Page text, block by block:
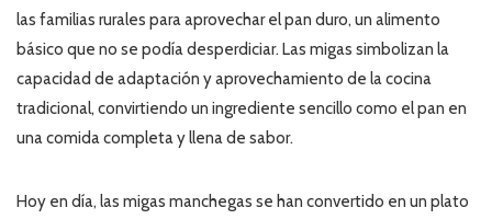
las familias rurales para aprovechar el pan duro, un alimento
básico que no se podía desperdiciar. Las migas simbolizan la
capacidad de adaptación y aprovechamiento de la cocina
tradicional, convirtiendo un ingrediente sencillo como el pan en
una comida completa y llena de sabor.
Hoy en día, las migas manchegas se han convertido en un plato